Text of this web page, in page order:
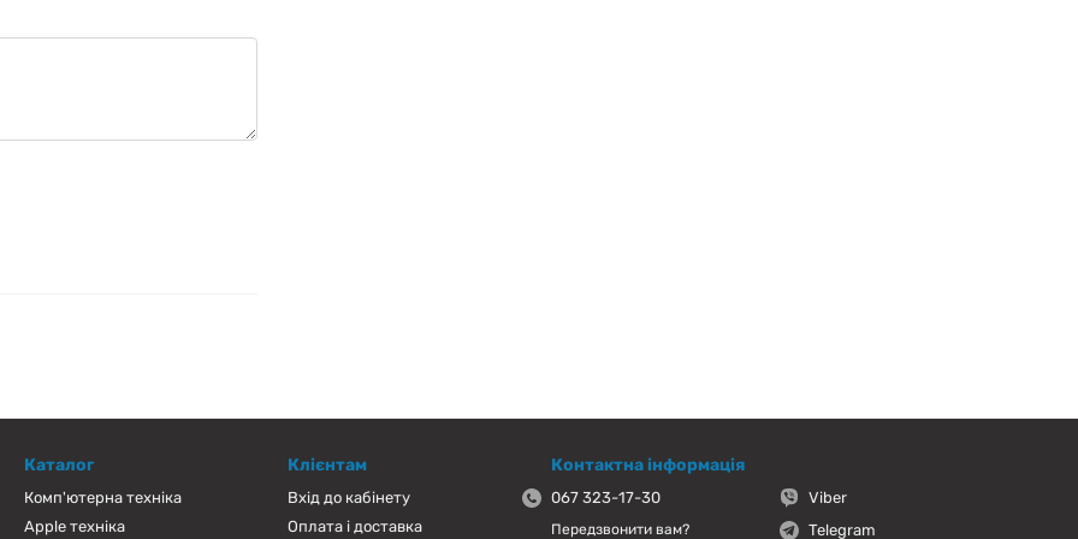
Каталог
Комп'ютерна техніка
Apple техніка
Клієнтам
Вхід до кабінету
Оплата і доставка
Контактна інформація
067 323-17-30
Передзвонити вам?
Viber
Telegram